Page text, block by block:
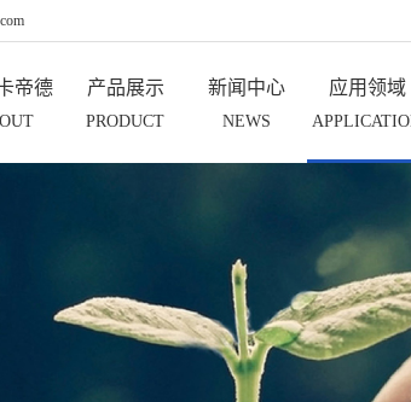
帝德 产品展示
PRODUCT
新闻中心
NEWS
应用领域